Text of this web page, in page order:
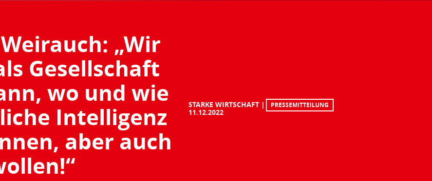
„Wir
Gesellschaft
wo und wie
Intelligenz
aber auch
STARKE WIRTSCHAFT
11.12.2022
PRESSEMITTEILUNG